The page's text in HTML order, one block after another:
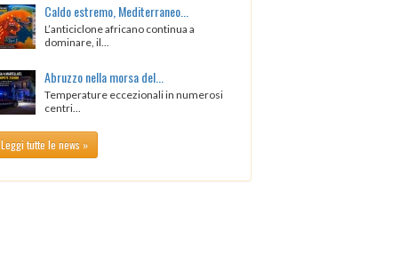
Caldo estremo, Mediterraneo...
L’anticiclone africano continua a
dominare, il...
Abruzzo nella morsa del...
Temperature eccezionali in numerosi
centri...
Leggi tutte le news »